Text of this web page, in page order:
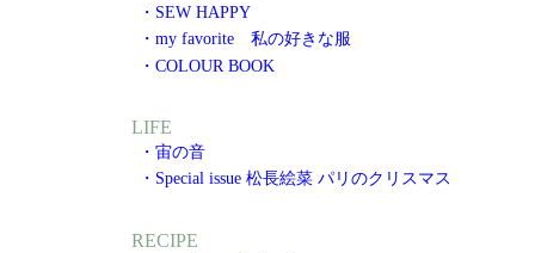
・SEW HAPPY
・my favorite 私の好きな服
・COLOUR BOOK
LIFE
・宙の音
・Special issue 松長絵菜 パリのクリスマス
RECIPE